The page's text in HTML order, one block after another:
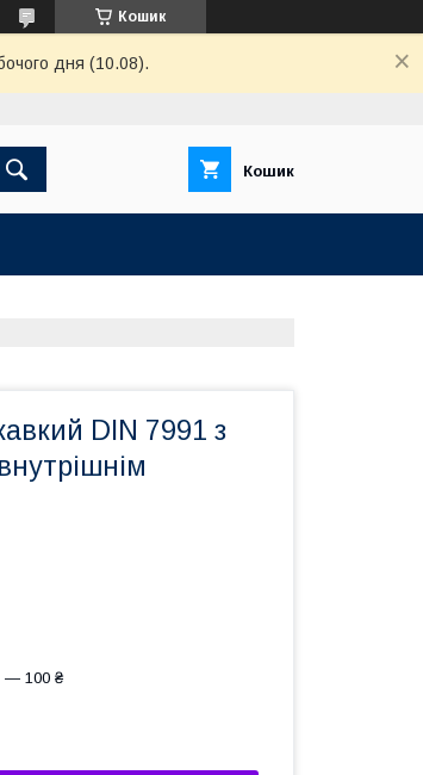
Кошик
дня (10.08).
Кошик
DIN 7991 з
— 100 ₴